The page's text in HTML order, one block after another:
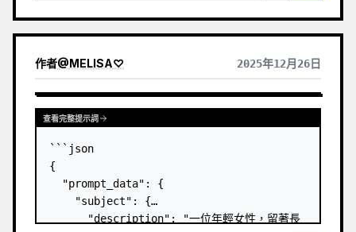
"Top": ("type": "針織毛衣", "color": " 淺
灰色 (Tom 主題) ". …
作者@ MELISA♡ 2025年12月26日
查看完整提示詞
```json
{
  "prompt_data": {
    "subject": {
      "description": "一位年輕女性，留著長